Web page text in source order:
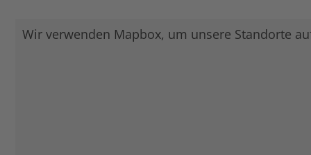
Wir verwenden Mapbox, um unsere Standorte